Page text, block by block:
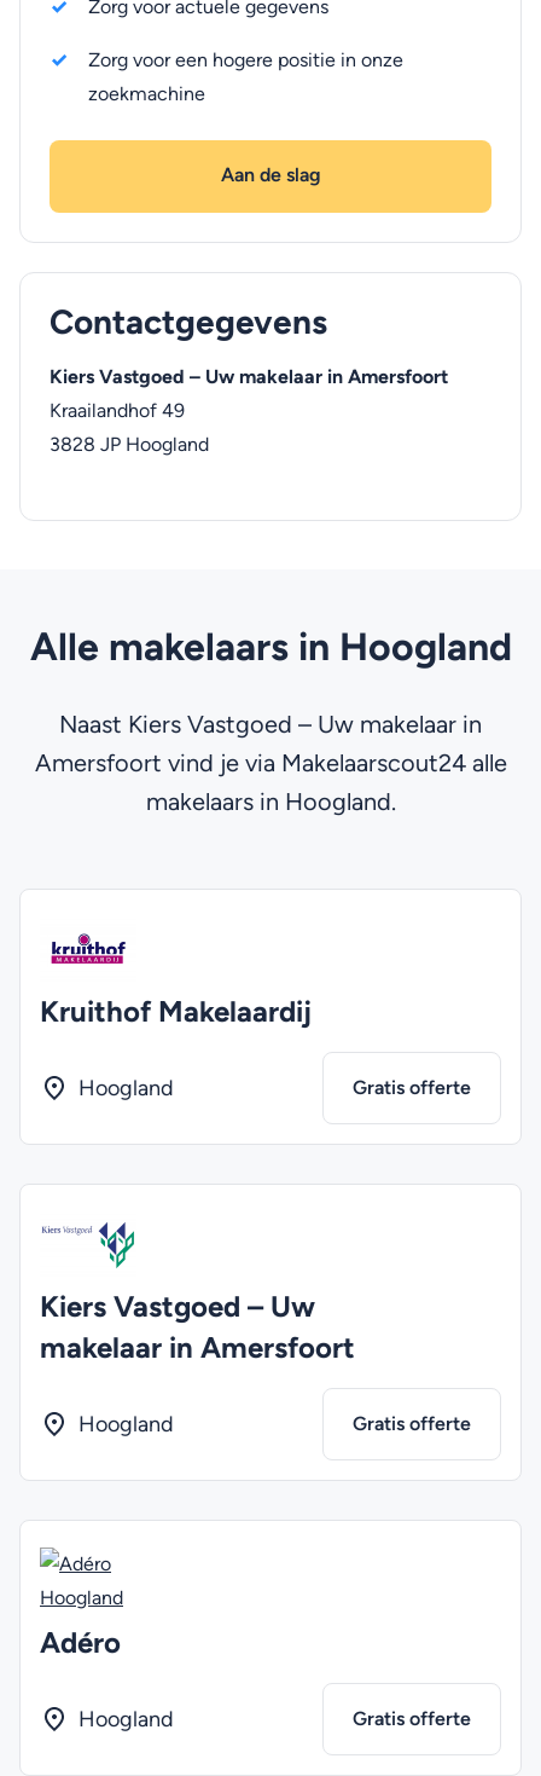
Zorg voor actuele gegevens
Zorg voor een hogere positie in onze
zoekmachine
Aan de slag
Contactgegevens
Kiers Vastgoed – Uw makelaar in Amersfoort
Kraailandhof 49
3828 JP Hoogland
Alle makelaars in Hoogland
Naast Kiers Vastgoed – Uw makelaar in
Amersfoort vind je via Makelaarscout24 alle
makelaars in Hoogland.
Kruithof Makelaardij
Hoogland Gratis offerte
Kiers Vastgoed – Uw
makelaar in Amersfoort
Hoogland Gratis offerte
Adéro
Hoogland Gratis offerte